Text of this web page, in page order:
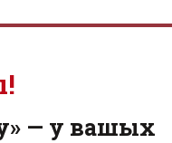
— у вашых